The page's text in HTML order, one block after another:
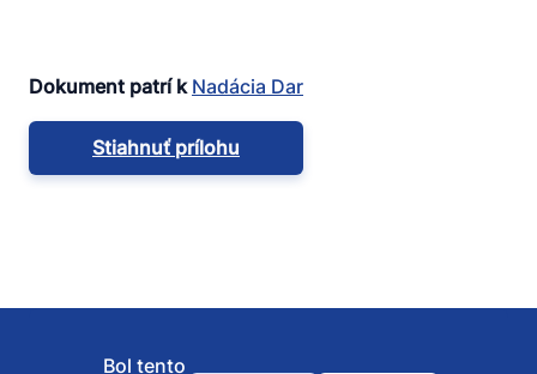
Dokument patrí k Nadácia Dar
Stiahnuť prílohu
Bol tento